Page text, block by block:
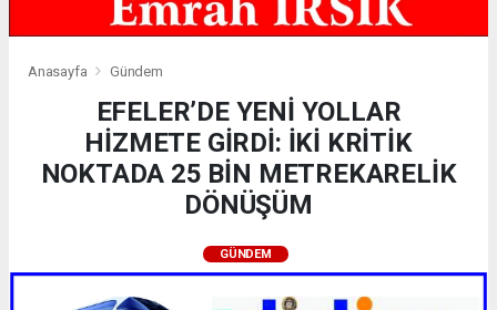
Anasayfa Gündem
EFELER’DE YENİ YOLLAR
HİZMETE GİRDİ: İKİ KRİTİK
NOKTADA 25 BİN METREKARELİK
DÖNÜŞÜM
GÜNDEM